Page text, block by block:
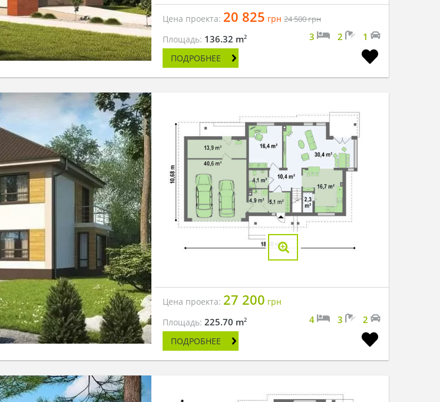
Цена проекта: 20 825 грн 24 500грн
Площадь: 136.32 m2 3 2 1
ПОДРОБНЕЕ
Цена проекта: 27 200 грн
Площадь:225.70 m2 4 3 2
ПОДРОБНЕЕ